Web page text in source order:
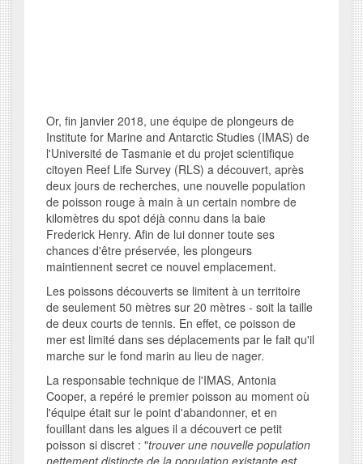
Or, fin janvier 2018, une équipe de plongeurs de
Institute for Marine and Antarctic Studies (IMAS) de
l'Université de Tasmanie et du projet scientifique
citoyen Reef Life Survey (RLS) a découvert, après
deux jours de recherches, une nouvelle population
de poisson rouge à main à un certain nombre de
kilomètres du spot déjà connu dans la baie
Frederick Henry. Afin de lui donner toute ses
chances d'être préservée, les plongeurs
maintiennent secret ce nouvel emplacement.
Les poissons découverts se limitent à un territoire
de seulement 50 mètres sur 20 mètres - soit la taille
de deux courts de tennis. En effet, ce poisson de
mer est limité dans ses déplacements par le fait qu'il
marche sur le fond marin au lieu de nager.
La responsable technique de l'IMAS, Antonia
Cooper, a repéré le premier poisson au moment où
l'équipe était sur le point d'abandonner, et en
fouillant dans les algues il a découvert ce petit
poisson si discret : "trouver une nouvelle population